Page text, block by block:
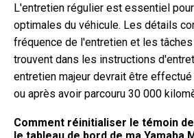
L'entretien régulier est essentiel
optimales du véhicule. Les détails
fréquence de l'entretien et les
trouvent dans les instructions
entretien majeur devrait être
ou après avoir parcouru 30 000
Comment réinitialiser le témoin